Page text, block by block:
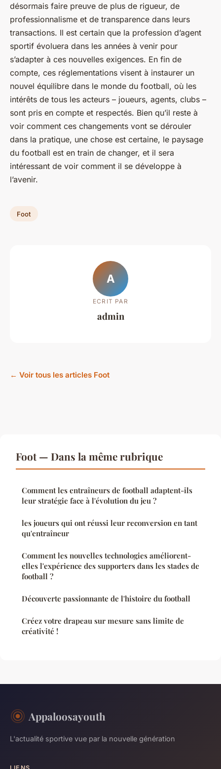
désormais faire preuve de plus de rigueur, de
professionnalisme et de transparence dans leurs
transactions. Il est certain que la profession d’agent
sportif évoluera dans les années à venir pour
s’adapter à ces nouvelles exigences. En fin de
compte, ces réglementations visent à instaurer un
nouvel équilibre dans le monde du football, où les
intérêts de tous les acteurs – joueurs, agents, clubs –
sont pris en compte et respectés. Bien qu’il reste à
voir comment ces changements vont se dérouler
dans la pratique, une chose est certaine, le paysage
du football est en train de changer, et il sera
intéressant de voir comment il se développe à
l’avenir.
Foot
A
ECRIT PAR
admin
← Voir tous les articles Foot
Foot — Dans la même rubrique
Comment les entraîneurs de football adaptent-ils
leur stratégie face à l'évolution du jeu ?
les joueurs qui ont réussi leur reconversion en tant
qu'entraîneur
Comment les nouvelles technologies améliorent-
elles l'expérience des supporters dans les stades de
football ?
Découverte passionnante de l'histoire du football
Créez votre drapeau sur mesure sans limite de
créativité !
Appaloosayouth
L'actualité sportive vue par la nouvelle génération